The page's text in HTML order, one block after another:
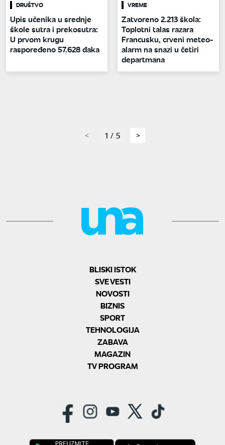
DRUŠTVO
Upis učenika u srednje
škole sutra i prekosutra:
U prvom krugu
raspoređeno 57.628 đaka
VREME
Zatvoreno 2.213 škola:
Toplotni talas razara
Francusku, crveni meteo-
alarm na snazi u četiri
departmana
page1 / 5 page
BLISKI ISTOK
SVE VESTI
NOVOSTI
BIZNIS
SPORT
TEHNOLOGIJA
ZABAVA
MAGAZIN
TV PROGRAM